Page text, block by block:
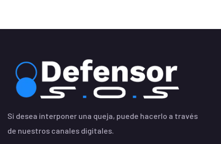
Si desea interponer una queja, puede hacerlo a través
de nuestros canales digitales.